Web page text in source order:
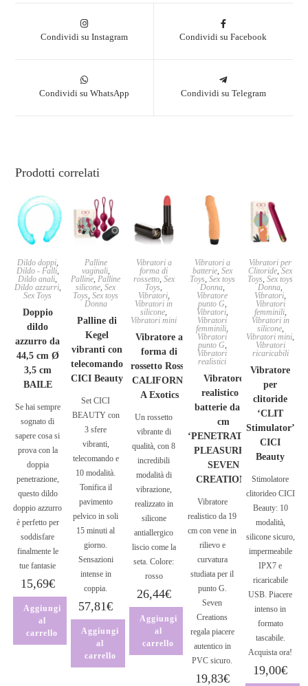
Condividi su Instagram Condividi su Facebook
Condividi su WhatsApp Condividi su Telegram
Prodotti correlati
Dildo doppi,
Dildo - Falli,
Dildo anali,
Dildo azzurri,
Sex Toys
Doppio
dildo
azzurro da
44,5 cm Ø
3,5 cm
BAILE
Se hai sempre
sognato di
sapere cosa si
prova con la
doppia
penetrazione,
questo dildo
doppio azzurro
è perfetto per
soddisfare
finalmente le
tue fantasie
15,69€
Aggiungi
al
carrello
Palline
vaginali,
Palline,Palline
silicone,Sex
Toys,Sex toys
Donna
Palline di
Kegel
vibranti con
telecomando
CICI Beauty
Set CICI
BEAUTY con
3 sfere
vibranti,
telecomando e
10 modalità.
Tonifica il
pavimento
pelvico in soli
15 minuti al
giorno.
Sensazioni
intense in
coppia.
57,81€
Aggiungi
al
carrello
Vibratori a
forma di
rossetto, Sex
Toys,
Vibratori,
Vibratori in
silicone,
Vibratori mini
Vibratore a
forma di
rossetto Rosso
CALIFORNI
A Exotics
Un rossetto
vibrante di
qualità, con 8
incredibili
modalità di
vibrazione,
realizzato in
silicone
antiallergico
liscio come la
seta. Colore:
rosso
26,44€
Aggiungi
al
carrello
Vibratori a
batterie, Sex
Toys, Sex toys
Donna,
Vibratore
punto G,
Vibratori,
Vibratori
femminili,
Vibratori
punto G,
Vibratori
realistici
Vibratore
realistico a
batterie da 19
cm
‘PENETRATING
PLEASURES’
SEVEN
CREATIONS
Vibratore
realistico da 19
cm con vene in
rilievo e
curvatura
studiata per il
punto G.
Seven
Creations
regala piacere
autentico in
PVC sicuro.
19,83€
Vibratori per
Clitoride,Sex
Toys,Sex toys
Donna,
Vibratori,
Vibratori
femminili,
Vibratori in
silicone,
Vibratori mini,
Vibratori
ricaricabili
Vibratore
per
clitoride
‘CLIT
Stimulator’
CICI
Beauty
Stimolatore
clitorideo CICI
Beauty: 10
modalità,
silicone sicuro,
impermeabile
IPX7 e
ricaricabile
USB. Piacere
intenso in
formato
tascabile.
Acquista ora!
19,00€